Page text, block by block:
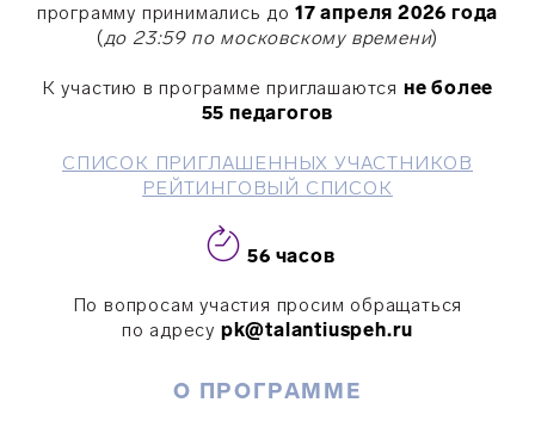
программу принимались до 17 апреля 2026 года
(до 23:59 по московскому времени)
К участию в программе приглашаются не более
55 педагогов
СПИСОК ПРИГЛАШЕННЫХ УЧАСТНИКОВ
РЕЙТИНГОВЫЙ СПИСОК
56 часов
По вопросам участия просим обращаться
по адресу pk@talantiuspeh.ru
О ПРОГРАММЕ